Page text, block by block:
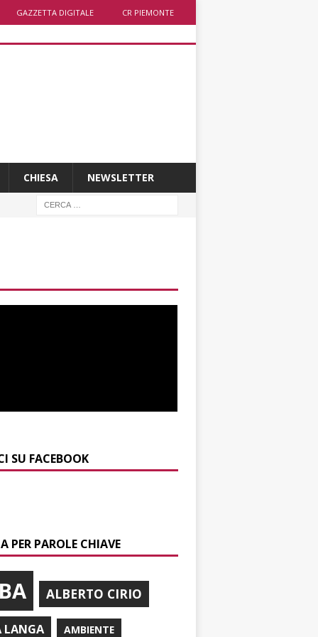
GAZZETTA DIGITALE CR PIEMONTE
CHIESA NEWSLETTER
SU FACEBOOK
PER PAROLE CHIAVE
ALBERTO CIRIO
LANGA AMBIENTE